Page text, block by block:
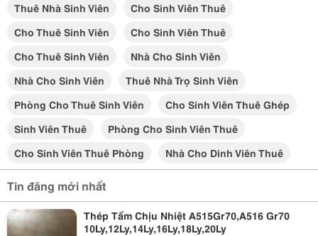
Thuê Nhà Sinh Viên
Cho Sinh Viên Thuê
Cho Thuê Sinh Viên
Cho Sinh Viên Thuê
Cho Thuê Sinh Viên
Nhà Cho Sinh Viên
Nhà Cho Sinh Viên
Thuê Nhà Trọ Sinh Viên
Phòng Cho Thuê Sinh Viên
Cho Sinh Viên Thuê Ghép
Sinh Viên Thuê
Phòng Cho Sinh Viên Thuê
Cho Sinh Viên Thuê Phòng
Nhà Cho Dinh Viên Thuê
Tin đăng mới nhất
Thép Tấm Chịu Nhiệt A515Gr70,A516 Gr70
10Ly,12Ly,14Ly,16Ly,18Ly,20Ly